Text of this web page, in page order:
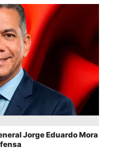
Jorge Eduardo Mora